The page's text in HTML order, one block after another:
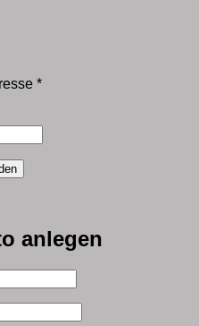
*Erforderlich
anlegen